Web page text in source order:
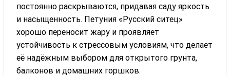
постоянно раскрываются, придавая саду яркость
и насыщенность. Петуния «Русский ситец»
хорошо переносит жару и проявляет
устойчивость к стрессовым условиям, что делает
её надёжным выбором для открытого грунта,
балконов и домашних горшков.